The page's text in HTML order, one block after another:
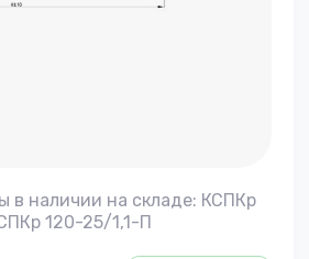
в наличии на складе: КСПКр
120-25/1,1-П